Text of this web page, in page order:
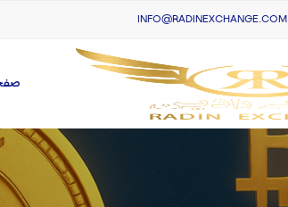
INFO@RADINEXCHANGE.COM